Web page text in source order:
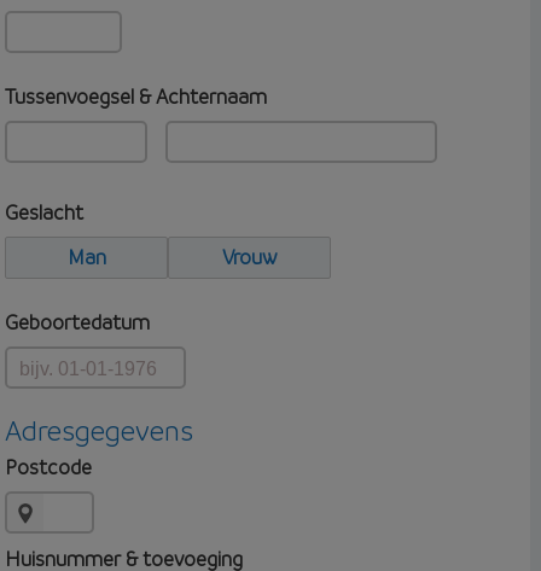
Tussenvoegsel & Achternaam
Geslacht
Man
Vrouw
Geboortedatum
Adresgegevens
Postcode
Huisnummer & toevoeging